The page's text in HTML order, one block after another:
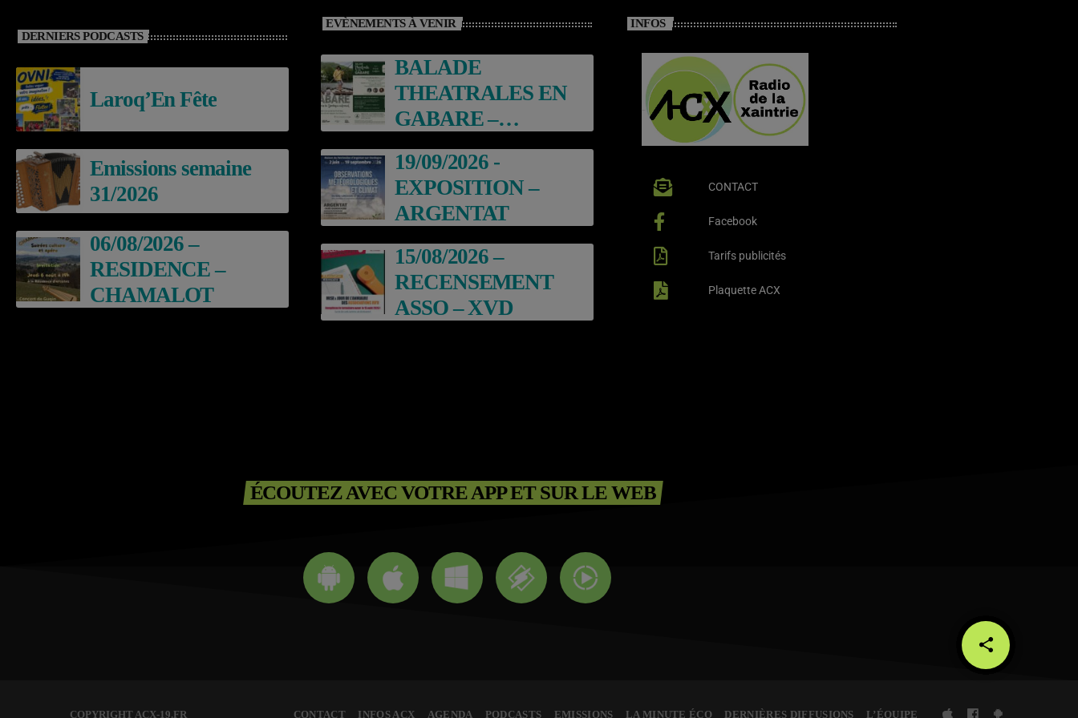
share
email
DERNIERS PODCASTS
Laroq’En Fête
Emissions semaine
31/2026
06/08/2026 –
RESIDENCE –
CHAMALOT
EVÈNEMENTS À VENIR
BALADE
THEATRALES EN
GABARE –
ARGENTAT
19/09/2026 -
EXPOSITION –
ARGENTAT
15/08/2026 –
RECENSEMENT
ASSO – XVD
INFOS
CONTACT
Facebook
Tarifs publicités
Plaquette ACX
ÉCOUTEZ AVEC VOTRE APP ET SUR LE WEB
COPYRIGHT ACX-19.FR CONTACT INFOS ACX AGENDA PODCASTS EMISSIONS LA MINUTE ÉCO DERNIÈRES DIFFUSIONS L’ÉQUIPE